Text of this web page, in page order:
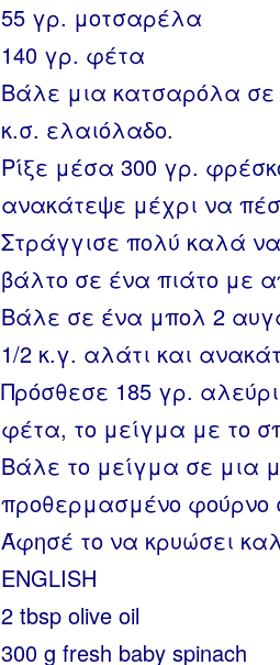
55 γρ. μοτσαρέλα
140 γρ. φέτα
Βάλε μια κατσαρόλα σε
κ.σ. ελαιόλαδο.
Ρίξε μέσα 300 γρ.
ανακάτεψε μέχρι να
Στράγγισε πολύ καλά
βάλτο σε ένα πιάτο με
Βάλε σε ένα μπολ 2
1/2 κ.γ. αλάτι και
Πρόσθεσε 185 γρ.
φέτα, το μείγμα με το
Βάλε το μείγμα σε μια
προθερμασμένο φούρνο
Άφησέ το να κρυώσει
ENGLISH
2 tbsp olive oil
300 g fresh baby spinach